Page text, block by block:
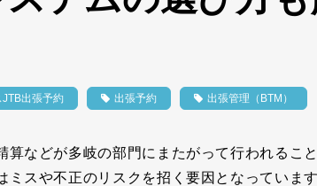
JTB出張予約 出張予約 出張管理（BTM）
算などが多岐の部門にまたがって行われるこ
スや不正のリスクを招く要因となっていま